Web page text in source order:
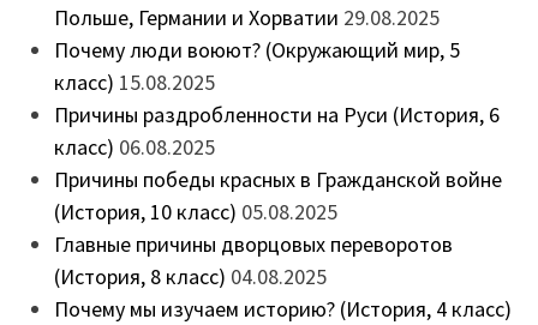
Польше, Германии и Хорватии 29.08.2025
Почему люди воюют? (Окружающий мир, 5
класс) 15.08.2025
Причины раздробленности на Руси (История, 6
класс) 06.08.2025
Причины победы красных в Гражданской войне
(История, 10 класс) 05.08.2025
Главные причины дворцовых переворотов
(История, 8 класс) 04.08.2025
Почему мы изучаем историю? (История, 4 класс)